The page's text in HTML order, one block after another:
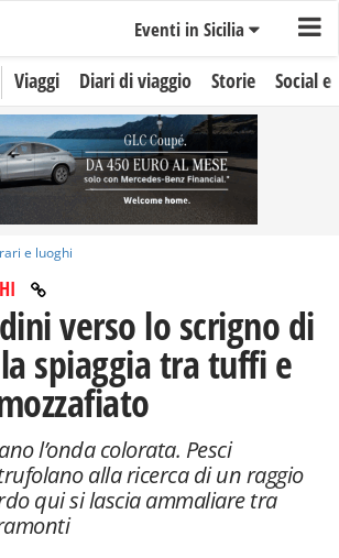
Eventi in Sicilia
Viaggi Diari di viaggio Storie Social
e luoghi
verso lo scrigno di
spiaggia tra tuffi e
l’onda colorata. Pesci
alla ricerca di un raggio
qui si lascia ammaliare tra